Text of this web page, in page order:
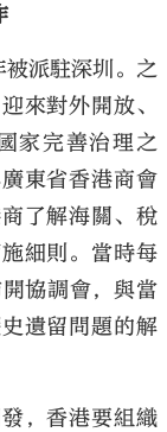
派駐深圳。之
來對外開放、
家完善治理之
東省香港商會
了解海關、稅
細則。當時每
協調會，與當
遺留問題的解
，香港要組織